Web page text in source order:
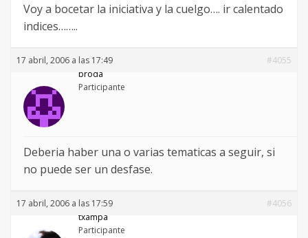
Voy a bocetar la iniciativa y la cuelgo…. ir calentado
indices……..
17 abril, 2006 a las 17:49
#4055
broda
Participante
Deberia haber una o varias tematicas a seguir, si
no puede ser un desfase.
17 abril, 2006 a las 17:59
#4056
txampa
Participante